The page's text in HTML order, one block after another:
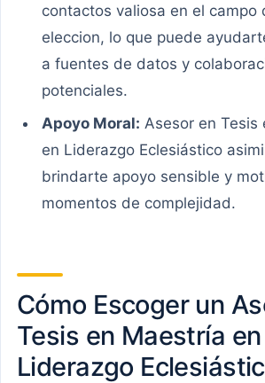
contactos valiosa en el campo
eleccion, lo que puede
a fuentes de datos y
potenciales.
Apoyo Moral: Asesor en Tesis
en Liderazgo Eclesiástico
brindarte apoyo sensible y
momentos de complejidad.
Cómo Escoger un
Tesis en Maestría en
Liderazgo